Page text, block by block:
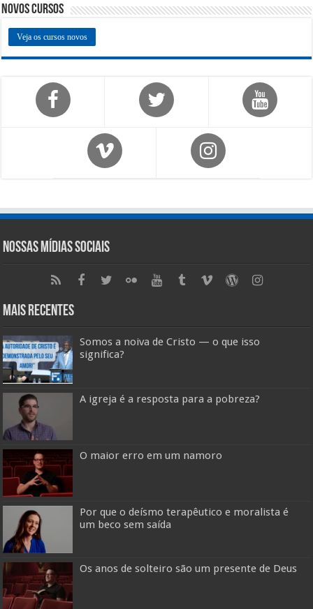
Novos Cursos
Veja os cursos novos
Nossas Mídias Sociais
Mais Recentes
Somos a noiva de Cristo — o que isso
significa?
A igreja é a resposta para a pobreza?
O maior erro em um namoro
Por que o deísmo terapêutico e moralista é
um beco sem saída
Os anos de solteiro são um presente de Deus